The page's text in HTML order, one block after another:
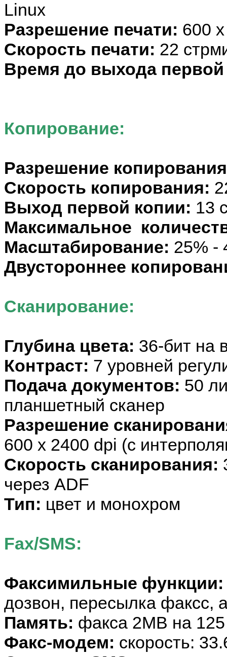
Linux
Разрешение печати: 600
Скорость печати: 22
Время до выхода первой
Копирование:
Разрешение
Скорость копирования:
Выход первой копии: 13
Максимальное
Масштабирование: 25% -
Двустороннее
Сканирование:
Глубина цвета: 36-бит на
Контраст: 7 уровней
Подача документов: 50
планшетный сканер
Разрешение
600 x 2400 dpi (с
Скорость сканирования:
через ADF
Тип: цвет и монохром
Fax/SMS:
Факсимильные функции:
дозвон, пересылка факсс,
Память: факса 2MB на
Факс-модем: скорость: